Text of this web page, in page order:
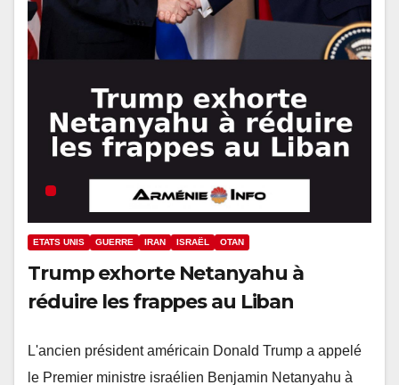
ETATS UNIS GUERRE IRAN ISRAËL OTAN
Trump exhorte Netanyahu à
réduire les frappes au Liban
L'ancien président américain Donald Trump a appelé
le Premier ministre israélien Benjamin Netanyahu à